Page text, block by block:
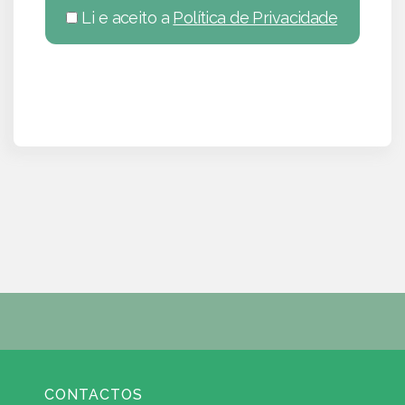
Li e aceito a Política de Privacidade
CONTACTOS